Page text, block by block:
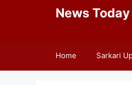
News Today
Home Sarkari